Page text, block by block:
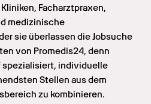
Facharztpraxen,
medizinische
sie überlassen die Jobsuche
von Promedis24, denn
spezialisiert, individuelle
Stellen aus dem
zu kombinieren.